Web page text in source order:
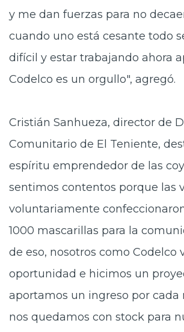
y me dan fuerzas para no
cuando uno está cesante todo
difícil y estar trabajando ahora
Codelco es un orgullo", agregó.
Cristián Sanhueza, director de
Comunitario de El Teniente,
espíritu emprendedor de las
sentimos contentos porque las
voluntariamente
1000 mascarillas para la
de eso, nosotros como Codelco
oportunidad e hicimos un
aportamos un ingreso por cada
nos quedamos con stock para